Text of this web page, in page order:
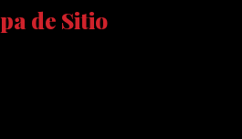
de Sitio